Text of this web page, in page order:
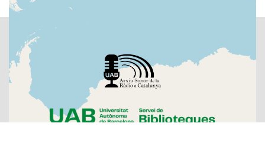
activista nord-americana Viola Davis